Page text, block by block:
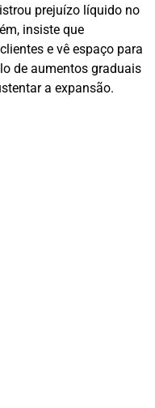
prejuízo líquido no
insiste que
e vê espaço para
de aumentos graduais
a expansão.